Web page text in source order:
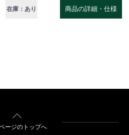
在庫：あり 商品の詳細・仕様
ージのトップへ